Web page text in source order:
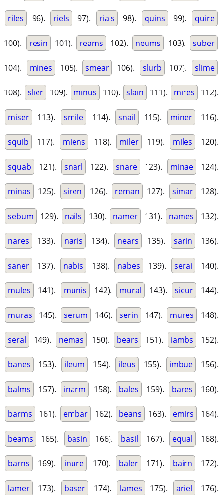
riles 96). riels 97). rials 98). quins 99). quire
100). resin 101). reams 102). neums 103). suber
104). mines 105). smear 106). slurb 107). slime
108). slier 109). minus 110). slain 111). mires 112).
miser 113). smile 114). snail 115). miner 116).
squib 117). miens 118). miler 119). miles 120).
squab 121). snarl 122). snare 123). minae 124).
minas 125). siren 126). reman 127). simar 128).
sebum 129). nails 130). namer 131). names 132).
nares 133). naris 134). nears 135). sarin 136).
saner 137). nabis 138). nabes 139). serai 140).
mules 141). munis 142). mural 143). sieur 144).
muras 145). serum 146). serin 147). mures 148).
seral 149). nemas 150). bears 151). iambs 152).
banes 153). ileum 154). ileus 155). imbue 156).
balms 157). inarm 158). bales 159). bares 160).
barms 161). embar 162). beans 163). emirs 164).
beams 165). basin 166). basil 167). equal 168).
barns 169). inure 170). baler 171). bairn 172).
lamer 173). baser 174). lames 175). ariel 176).